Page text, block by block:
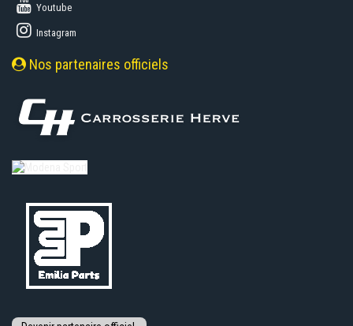
Youtube
Instagram
Nos partenaires officiels